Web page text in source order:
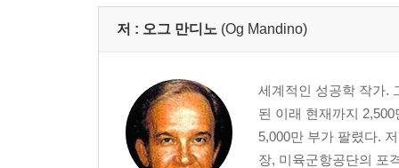
저 : 오그 만디노 (Og Mandino)
세계적인 성공학 작가.
된 이래 현재까지
5,000만 부가 팔렸다.
장, 미육군항공단의 포